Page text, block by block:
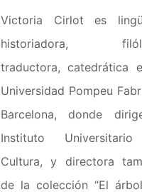
Victoria Cirlot es
historiadora,
traductora, catedrática
Universidad Pompeu
Barcelona, donde
Instituto
Cultura, y directora
de la colección “El